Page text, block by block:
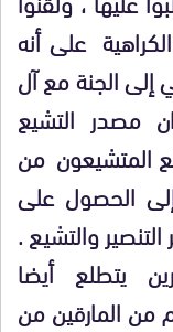
على أنه
الجنة مع آل
مصدر التشيع
المتشيعون من
الحصول على
والتشيع .
يتطلع أيضا
من المارقين من